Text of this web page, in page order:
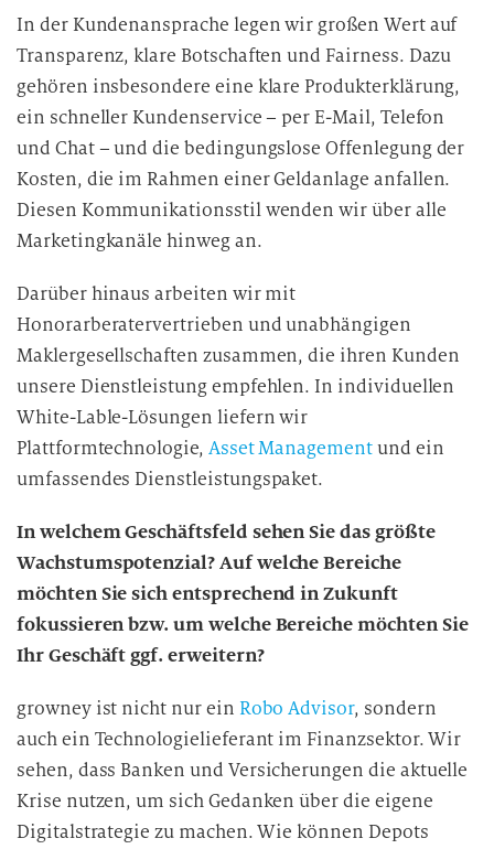
In der Kundenansprache legen wir großen Wert auf
Transparenz, klare Botschaften und Fairness. Dazu
gehören insbesondere eine klare Produkterklärung,
ein schneller Kundenservice – per E-Mail, Telefon
und Chat – und die bedingungslose Offenlegung der
Kosten, die im Rahmen einer Geldanlage anfallen.
Diesen Kommunikationsstil wenden wir über alle
Marketingkanäle hinweg an.
Darüber hinaus arbeiten wir mit
Honorarberatervertrieben und unabhängigen
Maklergesellschaften zusammen, die ihren Kunden
unsere Dienstleistung empfehlen. In individuellen
White-Lable-Lösungen liefern wir
Plattformtechnologie, Asset Managementund ein
umfassendes Dienstleistungspaket.
In welchem Geschäftsfeld sehen Sie das größte
Wachstumspotenzial? Auf welche Bereiche
möchten Sie sich entsprechend in Zukunft
fokussieren bzw. um welche Bereiche möchten Sie
Ihr Geschäft ggf. erweitern?
growney ist nicht nur ein Robo Advisor, sondern
auch ein Technologielieferant im Finanzsektor. Wir
sehen, dass Banken und Versicherungen die aktuelle
Krise nutzen, um sich Gedanken über die eigene
Digitalstrategie zu machen. Wie können Depots